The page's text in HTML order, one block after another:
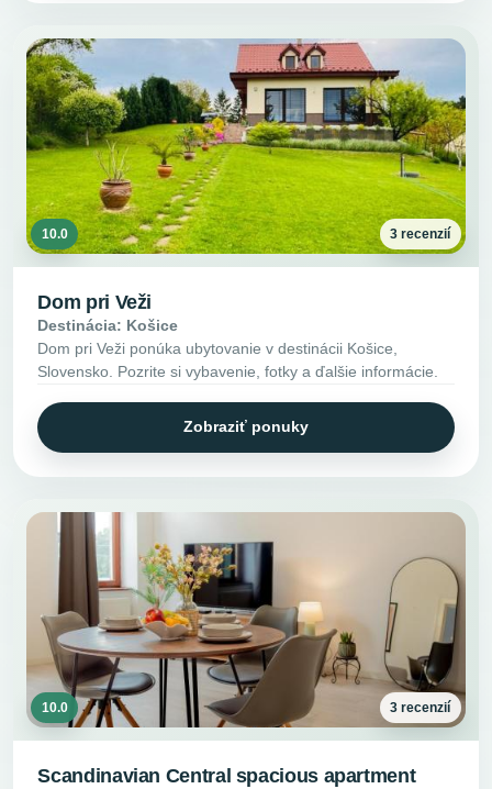
10.0 3 recenzií
Dom pri Veži
Destinácia: Košice
Dom pri Veži ponúka ubytovanie v destinácii Košice,
Slovensko. Pozrite si vybavenie, fotky a ďalšie informácie.
Zobraziť ponuky
10.0 3 recenzií
Scandinavian Central spacious apartment